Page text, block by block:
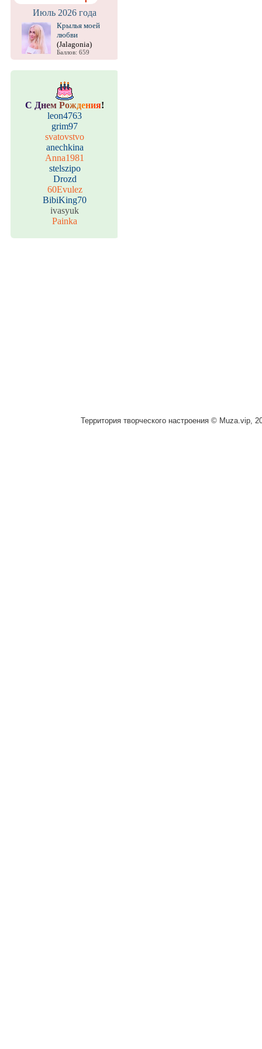
Июль 2026 года
Крылья моей
любви
(Jalagonia)
Баллов: 659
С Днем Рождения!
leon4763
grim97
svatovstvo
anechkina
Anna1981
stelszipo
Drozd
60Evulez
BibiKing70
ivasyuk
Painka
Территория творческого настроения © Muza.vip,